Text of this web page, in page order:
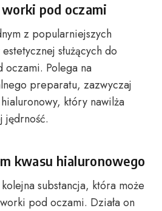
pod oczami
z popularniejszych
służących do
Polega na
preparatu, zazwyczaj
który nawilża
jędrność.
kwasu hialuronowego
substancja, która może
pod oczami. Działa on